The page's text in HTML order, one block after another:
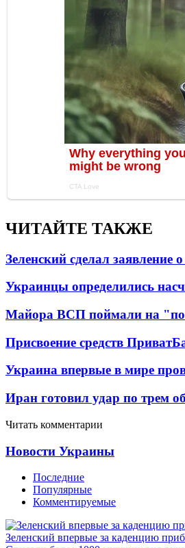
ЧИТАЙТЕ ТАКЖЕ
Зеленский сделал заявление
Украинцы определились
Майора ВСП поймали на
Присвоение средств
Украина впервые в мире
Иран готовил удар по трем
Читать комментарии
Новости Украины
Последние
Популярные
Комментируемые
Зеленский впервые за каденцию